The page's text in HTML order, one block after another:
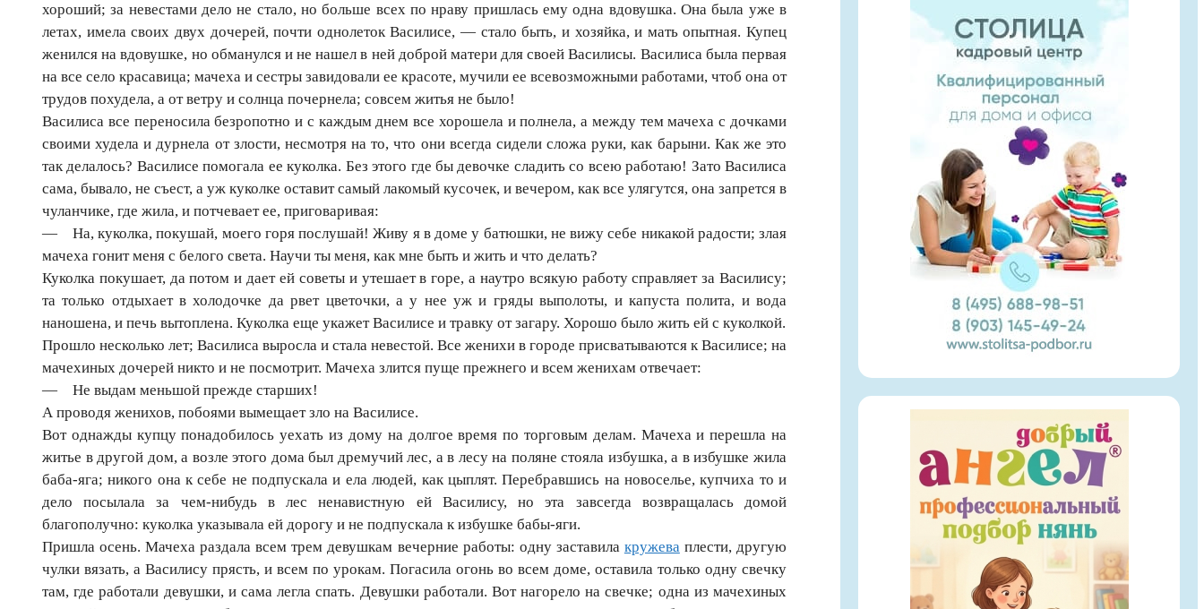
хороший; за невестами дело не стало, но больше всех по нраву пришлась ему одна вдовушка. Она была уже в
летах, имела своих двух дочерей, почти однолеток Василисе, — стало быть, и хозяйка, и мать опытная. Купец
женился на вдовушке, но обманулся и не нашел в ней доброй матери для своей Василисы. Василиса была первая
на все село красавица; мачеха и сестры завидовали ее красоте, мучили ее всевозможными работами, чтоб она от
трудов похудела, а от ветру и солнца почернела; совсем житья не было!
Василиса все переносила безропотно и с каждым днем все хорошела и полнела, а между тем мачеха с дочками
своими худела и дурнела от злости, несмотря на то, что они всегда сидели сложа руки, как барыни. Как же это
так делалось? Василисе помогала ее куколка. Без этого где бы девочке сладить со всею работаю! Зато Василиса
сама, бывало, не съест, а уж куколке оставит самый лакомый кусочек, и вечером, как все улягутся, она запрется в
чуланчике, где жила, и потчевает ее, приговаривая:
— На, куколка, покушай, моего горя послушай! Живу я в доме у батюшки, не вижу себе никакой радости; злая
мачеха гонит меня с белого света. Научи ты меня, как мне быть и жить и что делать?
Куколка покушает, да потом и дает ей советы и утешает в горе, а наутро всякую работу справляет за Василису;
та только отдыхает в холодочке да рвет цветочки, а у нее уж и гряды выполоты, и капуста полита, и вода
наношена, и печь вытоплена. Куколка еще укажет Василисе и травку от загару. Хорошо было жить ей с куколкой.
Прошло несколько лет; Василиса выросла и стала невестой. Все женихи в городе присватываются к Василисе; на
мачехиных дочерей никто и не посмотрит. Мачеха злится пуще прежнего и всем женихам отвечает:
— Не выдам меньшой прежде старших!
А проводя женихов, побоями вымещает зло на Василисе.
Вот однажды купцу понадобилось уехать из дому на долгое время по торговым делам. Мачеха и перешла на
житье в другой дом, а возле этого дома был дремучий лес, а в лесу на поляне стояла избушка, а в избушке жила
баба-яга; никого она к себе не подпускала и ела людей, как цыплят. Перебравшись на новоселье, купчиха то и
дело посылала за чем-нибудь в лес ненавистную ей Василису, но эта завсегда возвращалась домой
благополучно: куколка указывала ей дорогу и не подпускала к избушке бабы-яги.
Пришла осень. Мачеха раздала всем трем девушкам вечерние работы: одну заставила кружеваплести, другую
чулки вязать, а Василису прясть, и всем по урокам. Погасила огонь во всем доме, оставила только одну свечку
там, где работали девушки, и сама легла спать. Девушки работали. Вот нагорело на свечке; одна из мачехиных